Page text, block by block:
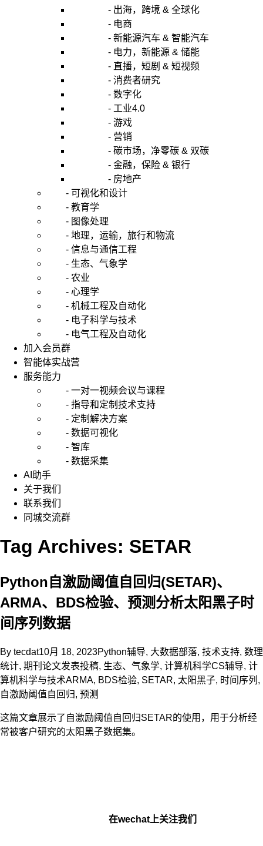
- 出海，跨境 & 全球化
- 电商
- 新能源汽车 & 智能汽车
- 电力，新能源 & 储能
- 直播，短剧 & 短视频
- 消费者研究
- 数字化
- 工业4.0
- 游戏
- 营销
- 碳市场，净零碳 & 双碳
- 金融，保险 & 银行
- 房地产
- 可视化和设计
- 教育学
- 图像处理
- 地理，运输，旅行和物流
- 信息与通信工程
- 生态、气象学
- 农业
- 心理学
- 机械工程及自动化
- 电子科学与技术
- 电气工程及自动化
加入会员群
智能体实战营
服务能力
- 一对一视频会议与课程
- 指导和定制技术支持
- 定制解决方案
- 数据可视化
- 智库
- 数据采集
AI助手
关于我们
联系我们
同城交流群
Tag Archives: SETAR
Python自激励阈值自回归(SETAR)、
ARMA、BDS检验、预测分析太阳黑子时
间序列数据
By tecdat10月 18, 2023Python辅导, 大数据部落, 技术支持, 数理
统计, 期刊论文发表投稿, 生态、气象学, 计算机科学CS辅导, 计
算机科学与技术ARMA, BDS检验, SETAR, 太阳黑子, 时间序列 ,
自激励阈值自回归, 预测
这篇文章展示了自激励阈值自回归SETAR的使用，用于分析经
常被客户研究的太阳黑子数据集。
在wechat上关注我们